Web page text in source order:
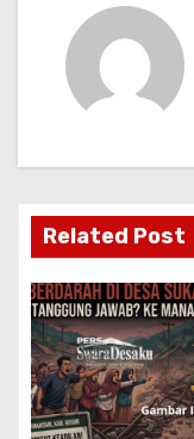
s
i
p
o
s
Related Post